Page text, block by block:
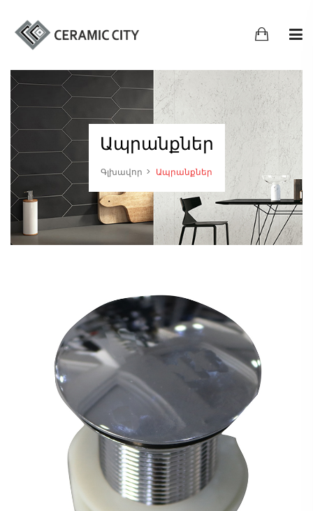
Ապրանքներ
Գլխավոր Ապրանքներ